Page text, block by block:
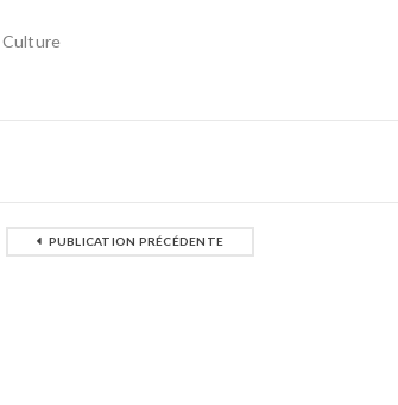
Culture
PUBLICATION PRÉCÉDENTE